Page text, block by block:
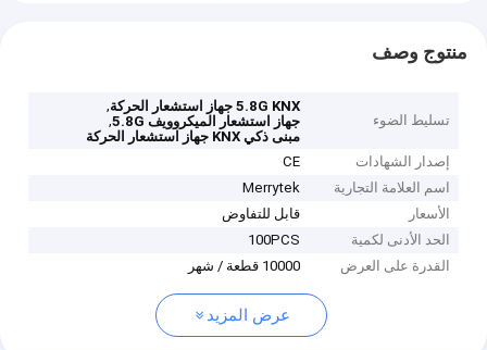
منتوج وصف
تسليط الضوء
5.8G KNX جهاز استشعار الحركة
,
جهاز استشعار الميكروويف 5.8G
,
مبنى ذكي KNX جهاز استشعار الحركة
إصدار الشهادات
CE
اسم العلامة التجارية
Merrytek
الأسعار
قابل للتفاوض
الحد الأدنى لكمية
100PCS
القدرة على العرض
10000 قطعة / شهر
عرض المزيد